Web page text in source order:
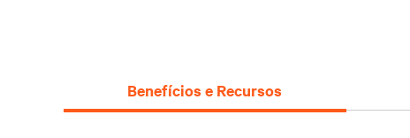
Benefícios e Recursos